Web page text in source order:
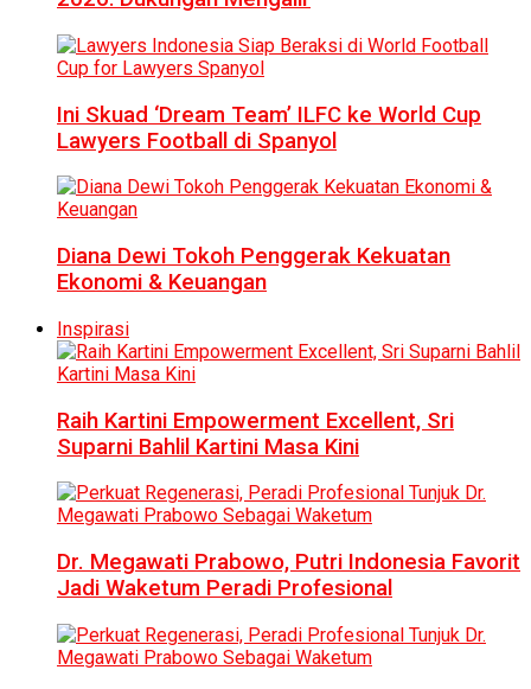
Ini Skuad ‘Dream Team’ ILFC ke World Cup
Lawyers Football di Spanyol
Diana Dewi Tokoh Penggerak Kekuatan
Ekonomi & Keuangan
Inspirasi
Raih Kartini Empowerment Excellent, Sri
Suparni Bahlil Kartini Masa Kini
Dr. Megawati Prabowo, Putri Indonesia Favorit
Jadi Waketum Peradi Profesional